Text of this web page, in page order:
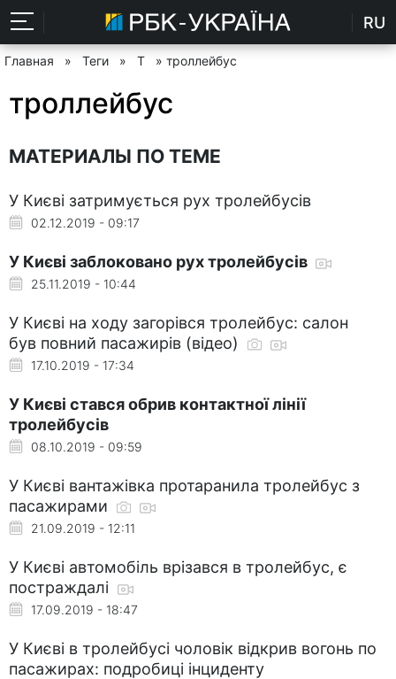
RU
Главная » Теги » Т » троллейбус
троллейбус
МАТЕРИАЛЫ ПО ТЕМЕ
У Києві затримується рух тролейбусів
02.12.2019 - 09:17
У Києві заблоковано рух тролейбусів
25.11.2019 - 10:44
У Києві на ходу загорівся тролейбус: салон
був повний пасажирів (відео)
17.10.2019 - 17:34
У Києві стався обрив контактної лінії
тролейбусів
08.10.2019 - 09:59
У Києві вантажівка протаранила тролейбус з
пасажирами
21.09.2019 - 12:11
У Києві автомобіль врізався в тролейбус, є
постраждалі
17.09.2019 - 18:47
У Києві в тролейбусі чоловік відкрив вогонь по
пасажирах: подробиці інциденту